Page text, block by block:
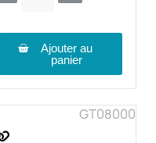
Ajouter au
panier